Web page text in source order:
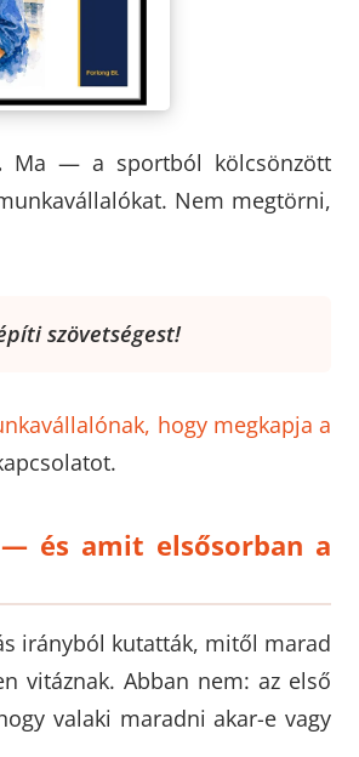
Ma — a sportból kölcsönzött
Nem megtörni,
szövetségest!
hogy megkapja a
és amit elsősorban a
irányból kutatták, mitől marad
vitáznak. Abban nem: az első
valaki maradni akar-e vagy